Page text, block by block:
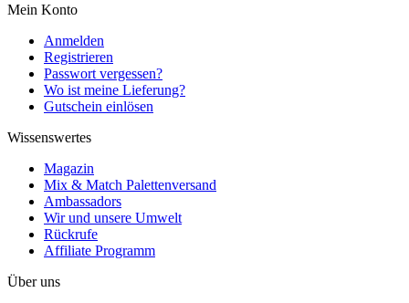
Mein Konto
Anmelden
Registrieren
Passwort vergessen?
Wo ist meine Lieferung?
Gutschein einlösen
Wissenswertes
Magazin
Mix & Match Palettenversand
Ambassadors
Wir und unsere Umwelt
Rückrufe
Affiliate Programm
Über uns